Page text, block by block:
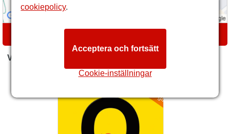
VAD ÄR PÅ GÅNG NU
Avenue Q
Ingen bokningsavgift
cookiepolicy.
Cookie-inställningar
Acceptera och fortsätt